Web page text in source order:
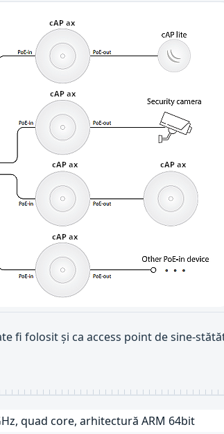
fi folosit și ca access point de sine-
quad core, arhitectură ARM 64bit